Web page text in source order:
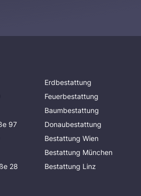
97
28
Erdbestattung
Feuerbestattung
Baumbestattung
Donaubestattung
Bestattung Wien
Bestattung München
Bestattung Linz